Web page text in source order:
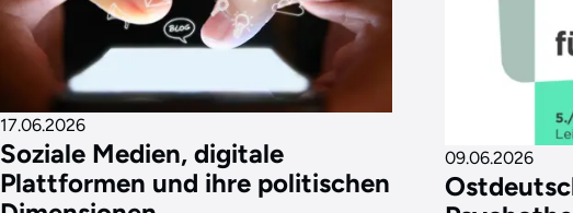
Soziale Medien, digitale
Plattformen und ihre politischen
17.06.2026
09.06.2026